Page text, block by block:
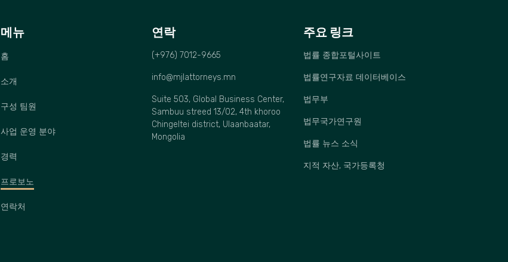
메뉴
홈
소개
구성 팀원
사업 운영 분야
경력
프로보노
연락처
연락
(+976) 7012-9665
info@mjlattorneys.mn
Suite 503, Global Business Center,
Sambuu streed 13/02, 4th khoroo
Chingeltei district, Ulaanbaatar,
Mongolia
주요 링크
법률 종합포털사이트
법률연구자료 데이터베이스
법무부
법무국가연구원
법률 뉴스 소식
지적 자산, 국가등록청